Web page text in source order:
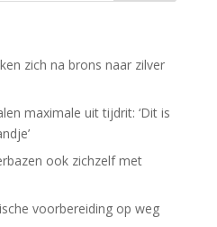
zich na brons naar zilver
maximale uit tijdrit: ‘Dit is
ook zichzelf met
voorbereiding op weg